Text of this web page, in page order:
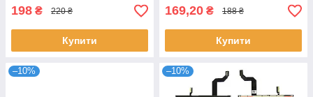
198 ₴ 220 ₴
Купити
169,20 ₴ 188 ₴
Купити
–10% –10%